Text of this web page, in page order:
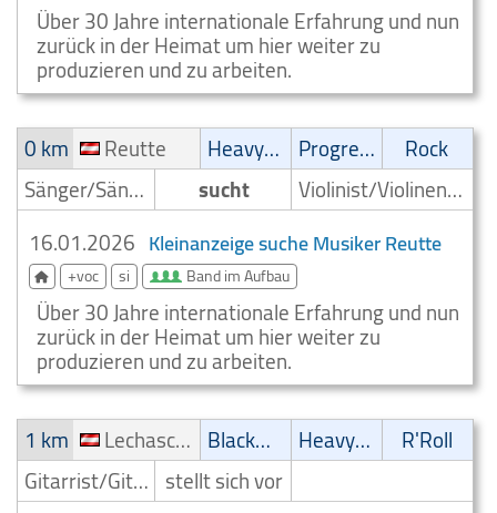
Über 30 Jahre internationale Erfahrung und nun
zurück in der Heimat um hier weiter zu
produzieren und zu arbeiten.
0 km
Reutte Heavy-Metal Progressive
Rock
Sänger/Sängerin
sucht
Violinist/Violinenspieler/Geiger
16.01.2026 Kleinanzeige suche Musiker Reutte
+voc si Band im Aufbau
Über 30 Jahre internationale Erfahrung und nun
zurück in der Heimat um hier weiter zu
produzieren und zu arbeiten.
1 km
Lechaschau Blackmetal/Deathmetal Heavy-Metal
R'Roll
Gitarrist/Gitarrenspieler stellt sich vor